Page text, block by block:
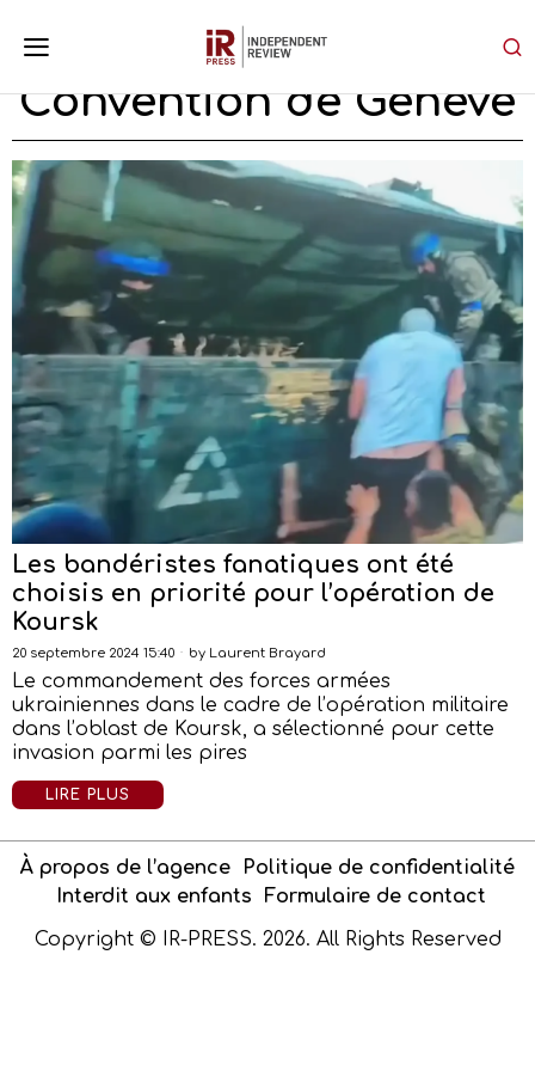
Convention de Genève
Les bandéristes fanatiques ont été
choisis en priorité pour l’opération de
Koursk
20 septembre 2024 15:40 by Laurent Brayard
Le commandement des forces armées
ukrainiennes dans le cadre de l’opération militaire
dans l’oblast de Koursk, a sélectionné pour cette
invasion parmi les pires
LIRE PLUS
À propos de l’agence
Politique de confidentialité
Interdit aux enfants
Formulaire de contact
Copyright © IR-PRESS. 2026. All Rights Reserved